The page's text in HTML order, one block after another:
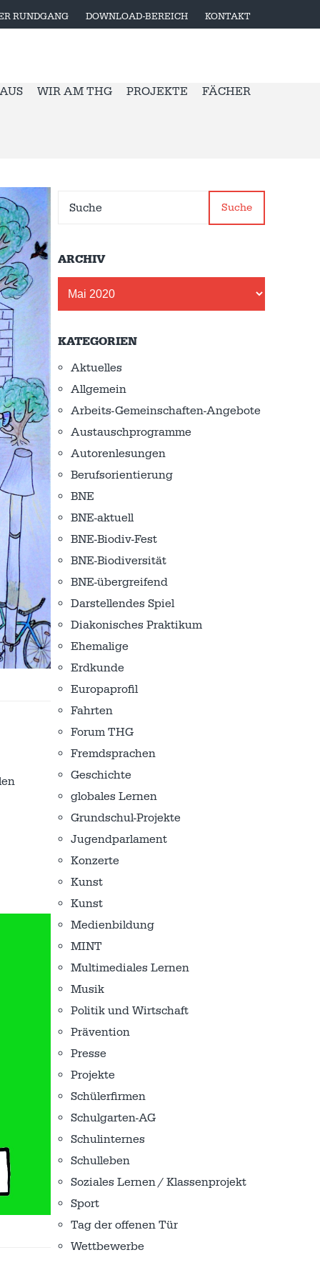
RUNDGANG DOWNLOAD-BEREICH KONTAKT
WIR AM THG PROJEKTE FÄCHER
Suche
ARCHIV
KATEGORIEN
Aktuelles
Allgemein
Arbeits-Gemeinschaften-Angebote
Austausch­programme
Autorenlesungen
Berufsorientierung
BNE
BNE-aktuell
BNE-Biodiv-Fest
BNE-Biodiversität
BNE-übergreifend
Darstellendes Spiel
Diakonisches Praktikum
Ehemalige
Erdkunde
Europaprofil
Fahrten
Forum THG
Fremdsprachen
Geschichte
globales Lernen
Grundschul-Projekte
Jugendparlament
Konzerte
Kunst
Kunst
Medienbildung
MINT
Multimediales Lernen
Musik
Politik und Wirtschaft
Prävention
Presse
Projekte
Schülerfirmen
Schulgarten-AG
Schulinternes
Schulleben
Soziales Lernen / Klassenprojekt
Sport
Tag der offenen Tür
Wettbewerbe